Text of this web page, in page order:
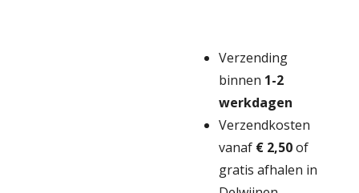
Verzending
binnen 1-2
werkdagen
Verzendkosten
vanaf € 2,50of
gratis afhalen in